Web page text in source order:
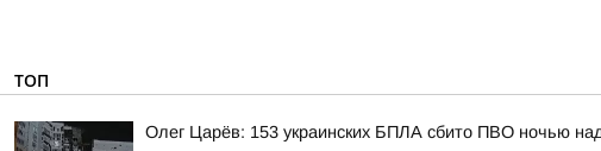
ТОП
Олег Царёв: 153 украинских БПЛА сбито ПВО ночью